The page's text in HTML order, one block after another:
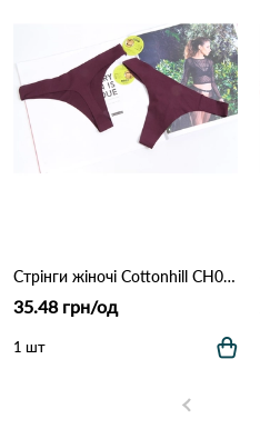
Стрінги жіночі Cottonhill CH0610 Марсала
35.48 грн/од
1 шт